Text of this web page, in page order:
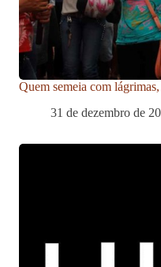
Quem semeia com
31 de dezembro de